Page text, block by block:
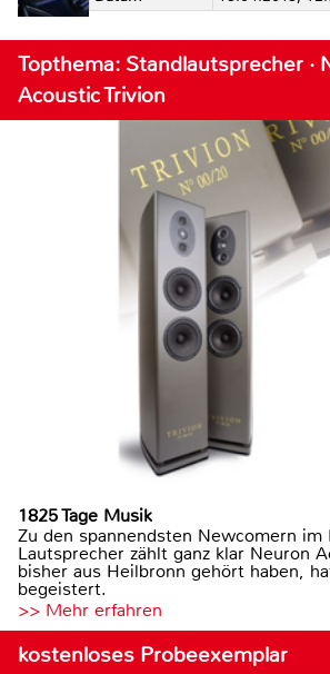
Topthema: Standlautsprecher ·
Acoustic Trivion
1825 Tage Musik
Zu den spannendsten Newcomern im
Lautsprecher zählt ganz klar Neuron
bisher aus Heilbronn gehört haben,
begeistert.
>> Mehr erfahren
kostenloses Probeexemplar